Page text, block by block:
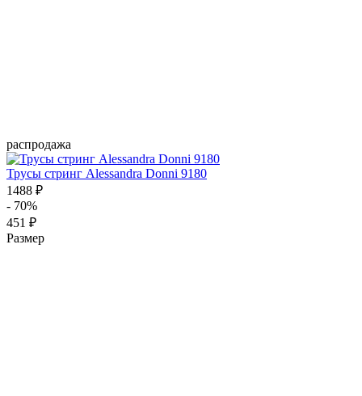
распродажа
Трусы стринг Alessandra Donni 9180
1488 ₽
- 70%
451 ₽
Размер